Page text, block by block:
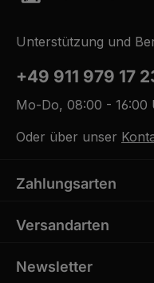
Unterstützung und
+49 911 979 17
Mo-Do, 08:00 -
Oder über unser
Zahlungsarten
Versandarten
Newsletter